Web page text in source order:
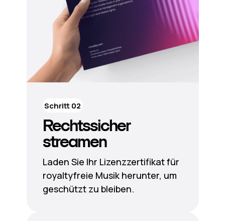
Rechtssicher
streamen
Laden Sie Ihr Lizenzzertifikat für
royaltyfreie Musik herunter, um
geschützt zu bleiben.
Schritt 02